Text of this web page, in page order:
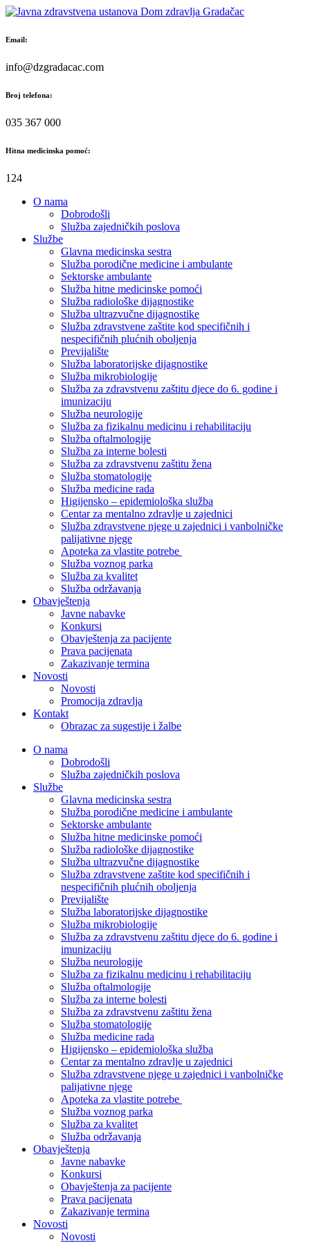
Skip
content
Email:
info@dzgradacac.com
Broj telefona:
035 367 000
Hitna medicinska pomoć:
124
O nama
Dobrodošli
Služba zajedničkih poslova
Službe
Glavna medicinska sestra
Služba porodične medicine i ambulante
Sektorske ambulante
Služba hitne medicinske pomoći
Služba radiološke dijagnostike
Služba ultrazvučne dijagnostike
Služba zdravstvene zaštite kod specifičnih i
nespecifičnih plućnih oboljenja
Previjalište
Služba laboratorijske dijagnostike
Služba mikrobiologije
Služba za zdravstvenu zaštitu djece do 6. godine i
imunizaciju
Služba neurologije
Služba za fizikalnu medicinu i rehabilitaciju
Služba oftalmologije
Služba za interne bolesti
Služba za zdravstvenu zaštitu žena
Služba stomatologije
Služba medicine rada
Higijensko – epidemiološka služba
Centar za mentalno zdravlje u zajednici
Služba zdravstvene njege u zajednici i vanbolničke
palijativne njege
Apoteka za vlastite potrebe
Služba voznog parka
Služba za kvalitet
Služba održavanja
Obavještenja
Javne nabavke
Konkursi
Obavještenja za pacijente
Prava pacijenata
Zakazivanje termina
Novosti
Novosti
Promocija zdravlja
Kontakt
Obrazac za sugestije i žalbe
O nama
Dobrodošli
Služba zajedničkih poslova
Službe
Glavna medicinska sestra
Služba porodične medicine i ambulante
Sektorske ambulante
Služba hitne medicinske pomoći
Služba radiološke dijagnostike
Služba ultrazvučne dijagnostike
Služba zdravstvene zaštite kod specifičnih i
nespecifičnih plućnih oboljenja
Previjalište
Služba laboratorijske dijagnostike
Služba mikrobiologije
Služba za zdravstvenu zaštitu djece do 6. godine i
imunizaciju
Služba neurologije
Služba za fizikalnu medicinu i rehabilitaciju
Služba oftalmologije
Služba za interne bolesti
Služba za zdravstvenu zaštitu žena
Služba stomatologije
Služba medicine rada
Higijensko – epidemiološka služba
Centar za mentalno zdravlje u zajednici
Služba zdravstvene njege u zajednici i vanbolničke
palijativne njege
Apoteka za vlastite potrebe
Služba voznog parka
Služba za kvalitet
Služba održavanja
Obavještenja
Javne nabavke
Konkursi
Obavještenja za pacijente
Prava pacijenata
Zakazivanje termina
Novosti
Novosti